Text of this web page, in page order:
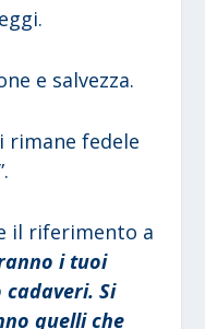
e salvezza.
rimane fedele
il riferimento a
i tuoi
Si
quelli che